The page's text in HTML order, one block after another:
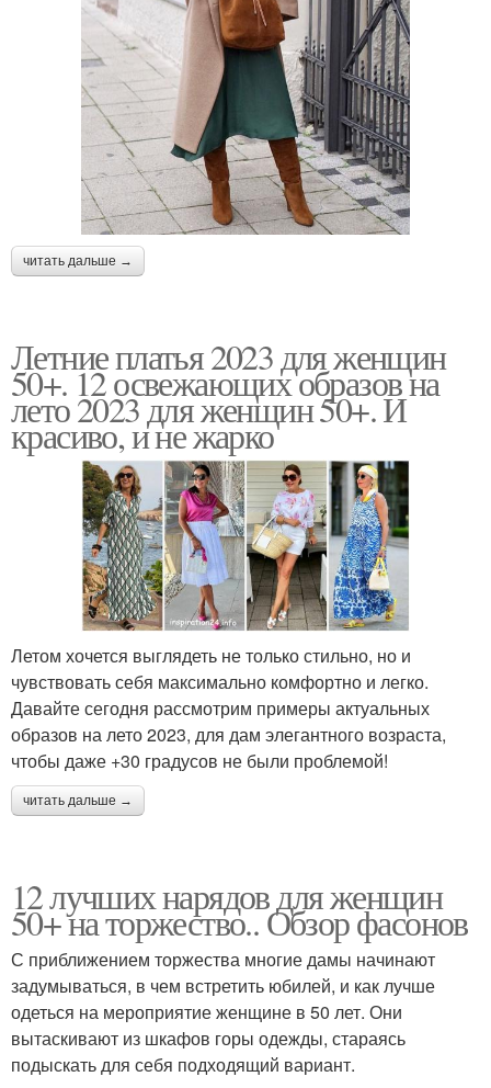
читать дальше →
Летние платья 2023 для женщин
50+. 12 освежающих образов на
лето 2023 для женщин 50+. И
красиво, и не жарко
Летом хочется выглядеть не только стильно, но и
чувствовать себя максимально комфортно и легко.
Давайте сегодня рассмотрим примеры актуальных
образов на лето 2023, для дам элегантного возраста,
чтобы даже +30 градусов не были проблемой!
читать дальше →
12 лучших нарядов для женщин
50+ на торжество.. Обзор фасонов
С приближением торжества многие дамы начинают
задумываться, в чем встретить юбилей, и как лучше
одеться на мероприятие женщине в 50 лет. Они
вытаскивают из шкафов горы одежды, стараясь
подыскать для себя подходящий вариант.